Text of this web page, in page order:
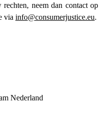
neem dan contact op
via info@consumerjustice.eu.
Nederland